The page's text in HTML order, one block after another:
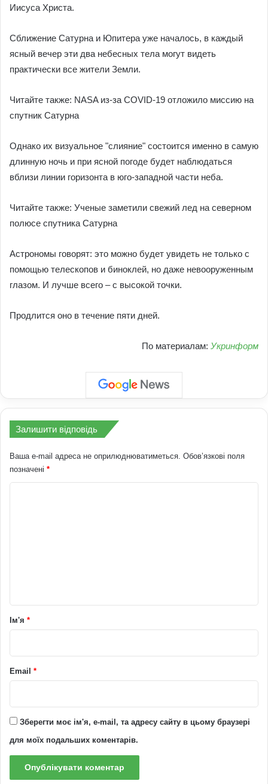
Иисуса Христа.
Сближение Сатурна и Юпитера уже началось, в каждый
ясный вечер эти два небесных тела могут видеть
практически все жители Земли.
Читайте также: NASA из-за COVID-19 отложило миссию на
спутник Сатурна
Однако их визуальное "слияние" состоится именно в самую
длинную ночь и при ясной погоде будет наблюдаться
вблизи линии горизонта в юго-западной части неба.
Читайте также: Ученые заметили свежий лед на северном
полюсе спутника Сатурна
Астрономы говорят: это можно будет увидеть не только с
помощью телескопов и биноклей, но даже невооруженным
глазом. И лучше всего – с высокой точки.
Продлится оно в течение пяти дней.
По материалам: Укринформ
Залишити відповідь
Ваша e-mail адреса не оприлюднюватиметься. Обов’язкові поля
позначені *
р
*
Ім'я *
Email *
Зберегти моє ім'я, e-mail, та адресу сайту в цьому браузері
для моїх подальших коментарів.